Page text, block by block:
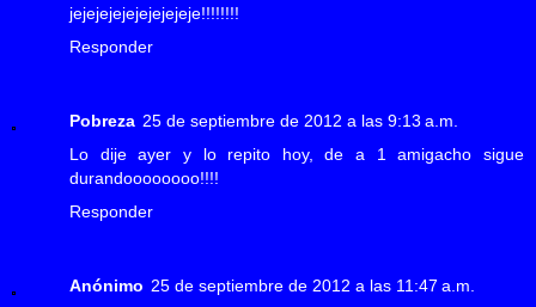
jejejejejejejejejeje!!!!!!!!
Responder
Pobreza 25 de septiembre de 2012 a las 9:13 a.m.
Lo dije ayer y lo repito hoy, de a 1 amigacho sigue
durandoooooooo!!!!
Responder
Anónimo 25 de septiembre de 2012 a las 11:47 a.m.